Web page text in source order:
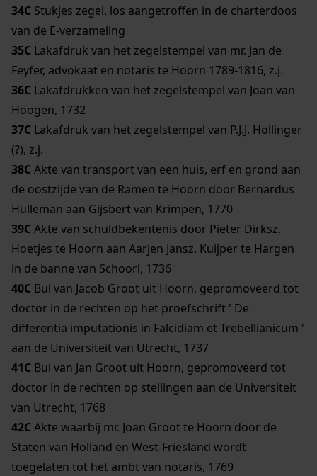
34C Stukjes zegel, los aangetroffen in de charterdoos
van de E-verzameling
35C Lakafdruk van het zegelstempel van mr. Jan de
Feyfer, advokaat en notaris te Hoorn 1789-1816, z.j.
36C Lakafdrukken van het zegelstempel van Joan van
Hoogen, 1732
37C Lakafdruk van het zegelstempel van P.J.J. Hollinger
(?), z.j.
38C Akte van transport van een huis, erf en grond aan
de oostzijde van de Ramen te Hoorn door Bernardus
Hulleman aan Gijsbert van Krimpen, 1770
39C Akte van schuldbekentenis door Pieter Dirksz.
Hoetjes te Hoorn aan Aarjen Jansz. Kuijper te Hargen
in de banne van Schoorl, 1736
40C Bul van Jacob Groot uit Hoorn, gepromoveerd tot
doctor in de rechten op het proefschrift ' De
differentia imputationis in Falcidiam et Trebellianicum '
aan de Universiteit van Utrecht, 1737
41C Bul van Jan Groot uit Hoorn, gepromoveerd tot
doctor in de rechten op stellingen aan de Universiteit
van Utrecht, 1768
42C Akte waarbij mr. Joan Groot te Hoorn door de
Staten van Holland en West-Friesland wordt
toegelaten tot het ambt van notaris, 1769